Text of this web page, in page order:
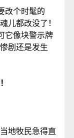
改个时髦的
都改没了！
它像块警示牌
剧还是发生
地牧民急得直